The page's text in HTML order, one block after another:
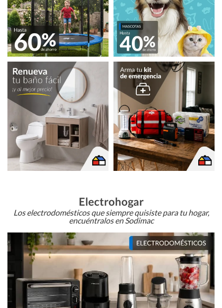
Electrohogar
Los electrodomésticos que siempre quisiste para tu hogar,
encuéntralos en Sodimac